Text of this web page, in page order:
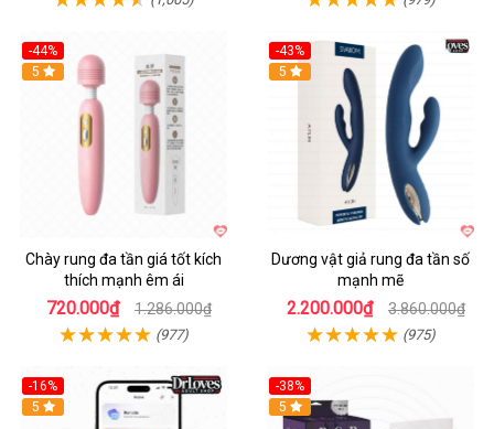
-44%
Hot
5
Chày rung đa tần giá tốt kích
thích mạnh êm ái
720.000₫ 1.286.000₫
(977)
-43%
Hot
5
Dương vật giả rung đa tần số
mạnh mẽ
2.200.000₫ 3.860.000₫
(975)
-16%
Hot
5
-38%
Hot
5